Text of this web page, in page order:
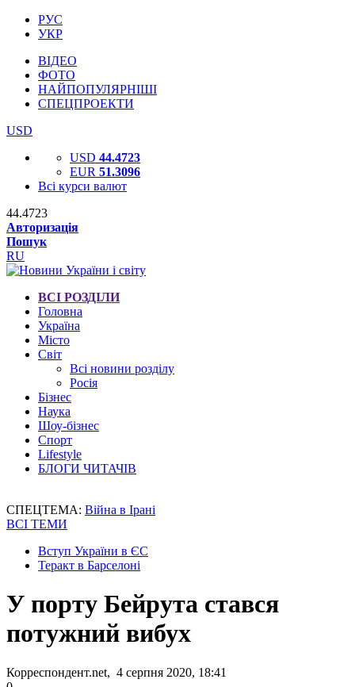
РУС
УКР
ВІДЕО
ФОТО
НАЙПОПУЛЯРНІШІ
СПЕЦПРОЕКТИ
USD
USD 44.4723
EUR 51.3096
Всі курси валют
44.4723
Авторизація
Пошук
RU
ВСІ РОЗДІЛИ
Головна
Україна
Місто
Світ
Всі новини розділу
Росія
Бізнес
Наука
Шоу-бізнес
Спорт
Lifestyle
БЛОГИ ЧИТАЧІВ
СПЕЦТЕМА: Війна в Ірані
ВСІ ТЕМИ
Вступ України в ЄС
Теракт в Барселоні
У порту Бейрута стався
потужний вибух
Корреспондент.net, 4 серпня 2020, 18:41